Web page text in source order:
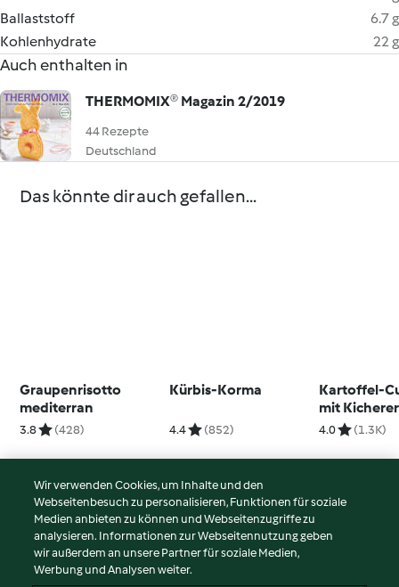
Ballaststoff
6.7 g
Kohlenhydrate
22 g
Auch enthalten in
THERMOMIX® Magazin 2/2019
44 Rezepte
Deutschland
Das könnte dir auch gefallen...
Graupenrisotto
mediterran
3.8 (428)
Kürbis-Korma
4.4 (852)
Kartoffel-
mit
4.0 (1.3K)
© Copyright 2026
Nutzungsbedingungen
Datenschutzrichtlinien
Wir verwenden Cookies, um Inhalte und den
Webseitenbesuch zu personalisieren, Funktionen für soziale
Medien anbieten zu können und Webseitenzugriffe zu
analysieren. Informationen zur Webseitennutzung geben
wir außerdem an unsere Partner für soziale Medien,
Werbung und Analysen weiter.